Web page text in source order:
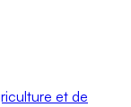
et de